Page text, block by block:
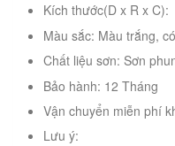
Kích thước(D x R x
Màu sắc: Màu trắng,
Chất liệu sơn: Sơn
Bảo hành: 12 Tháng
Vận chuyển miễn phí
Lưu ý: